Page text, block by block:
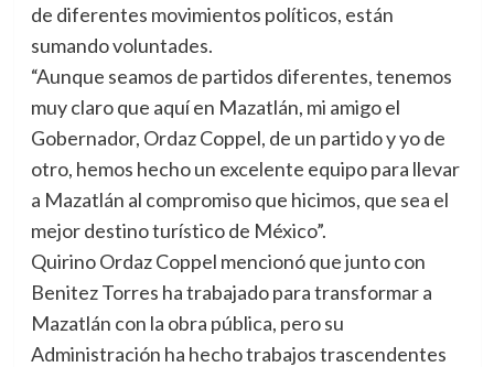
de diferentes movimientos políticos, están
sumando voluntades.
“Aunque seamos de partidos diferentes, tenemos
muy claro que aquí en Mazatlán, mi amigo el
Gobernador, Ordaz Coppel, de un partido y yo de
otro, hemos hecho un excelente equipo para llevar
a Mazatlán al compromiso que hicimos, que sea el
mejor destino turístico de México”.
Quirino Ordaz Coppel mencionó que junto con
Benitez Torres ha trabajado para transformar a
Mazatlán con la obra pública, pero su
Administración ha hecho trabajos trascendentes